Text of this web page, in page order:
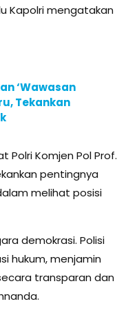
Kapolri mengatakan
‘Wawasan
Tekankan
Polri Komjen Pol Prof.
pentingnya
melihat posisi
demokrasi. Polisi
hukum, menjamin
transparan dan